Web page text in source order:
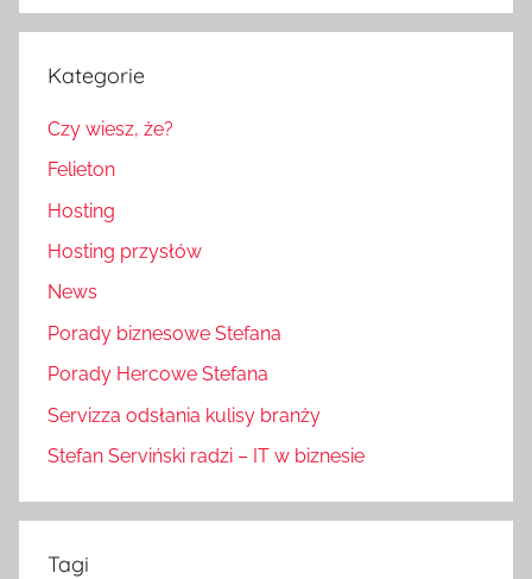
Kategorie
Czy wiesz, że?
Felieton
Hosting
Hosting przysłów
News
Porady biznesowe Stefana
Porady Hercowe Stefana
Servizza odsłania kulisy branży
Stefan Serviński radzi – IT w biznesie
Tagi